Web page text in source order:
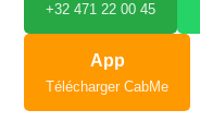
+32 471 22 00 45
App
Télécharger CabMe